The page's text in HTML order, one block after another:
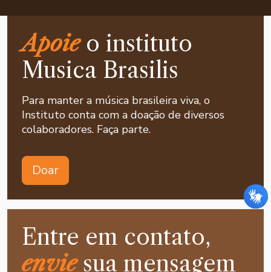
Apoieo instituto
Musica Brasilis
Para manter a música brasileira viva, o
Instituto conta com a doação de diversos
colaboradores. Faça parte.
Doar
Entre em contato,
enviesua mensagem